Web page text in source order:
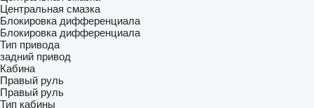
Центральная смазка
Блокировка дифференциала
Блокировка дифференциала
Тип привода
задний привод
Кабина
Правый руль
Правый руль
Тип кабины